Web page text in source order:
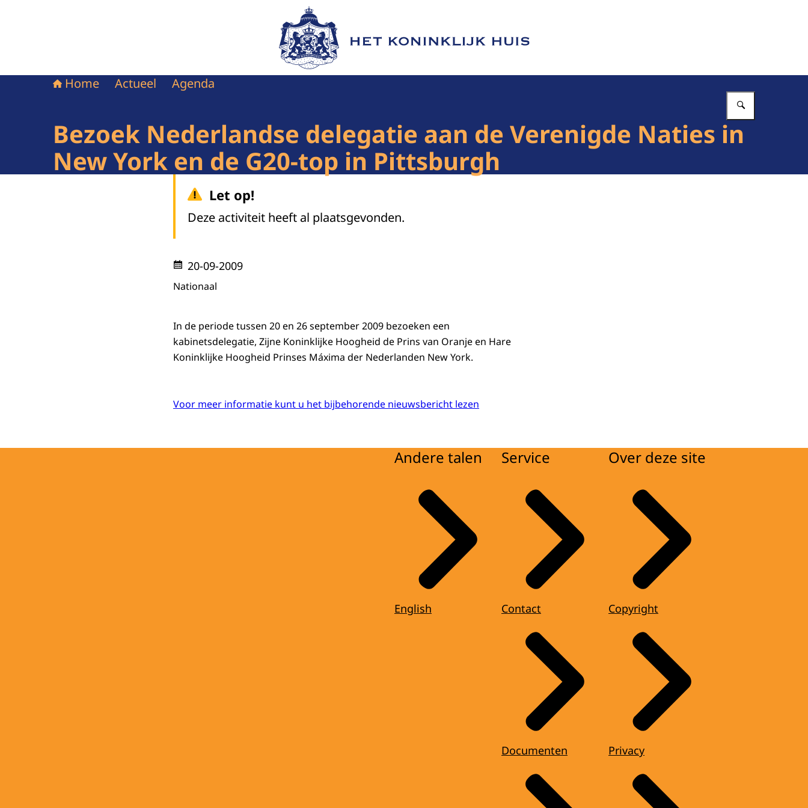
Naar de homepage van Het Koninklijk Huis
Home Actueel Agenda
Bezoek Nederlandse delegatie aan de Verenigde Naties in
New York en de G20-top in Pittsburgh
Let op!
Deze activiteit heeft al plaatsgevonden.
20-09-2009
Nationaal
In de periode tussen 20 en 26 september 2009 bezoeken een
kabinetsdelegatie, Zijne Koninklijke Hoogheid de Prins van Oranje en Hare
Koninklijke Hoogheid Prinses Máxima der Nederlanden New York.
Voor meer informatie kunt u het bijbehorende nieuwsbericht lezen
Andere talen
English
Service
Contact
Documenten
Over deze site
Copyright
Privacy